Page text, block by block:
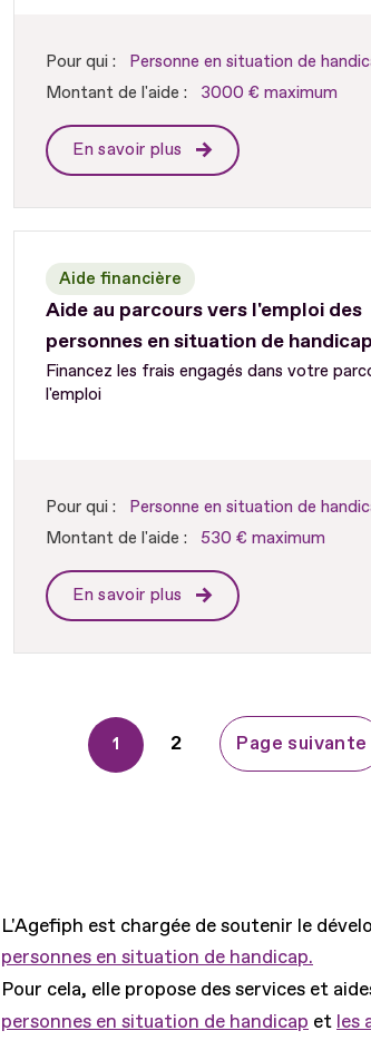
Pour qui :
Personne en situation de
Montant de l'aide :
3000 € maximum
En savoir plus
Aide au parcours vers l'emploi des
personnes en situation de handicap
Aide financière
Financez les frais engagés dans votre
l'emploi
Pour qui :
Personne en situation de
Montant de l'aide :
530 € maximum
En savoir plus
Page
1 Page
2 Page suivante
L'Agefiph est chargée de soutenir le
personnes en situation de handicap.
Pour cela, elle propose des services et
personnes en situation de handicap et les